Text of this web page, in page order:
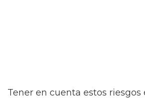
Tener en cuenta estos